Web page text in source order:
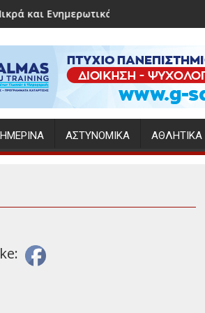
ΑΣΤΥΝΟΜΙΚΆ ΑΘΛΗΤΙΚΆ